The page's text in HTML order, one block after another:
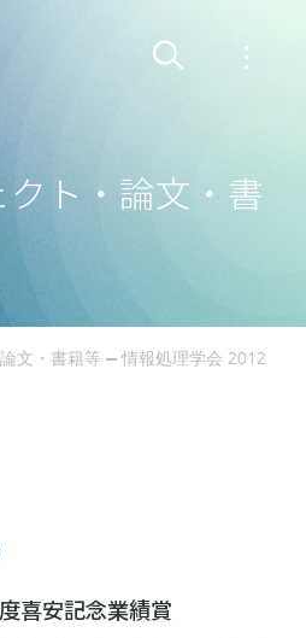
ト・論文・書
文・書籍等
情報処理学会 2012
喜安記念業績賞